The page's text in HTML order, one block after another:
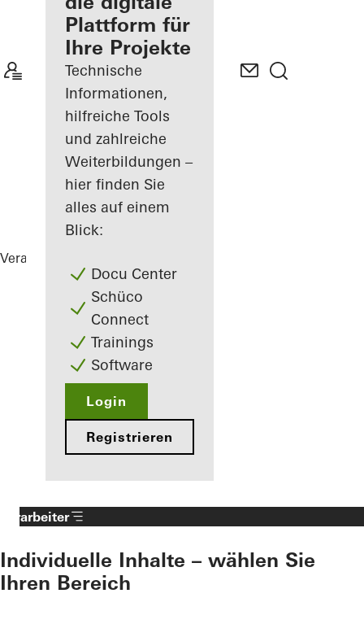
Mein
Arbeitsplatz
kennenlernen
Plattform für
Ihre Projekte
Technische
Informationen,
hilfreiche Tools
und zahlreiche
Weiterbildungen –
hier finden Sie
alles auf einem
Blick:
Docu Center
Schüco
Connect
Trainings
Software
Login
Registrieren
Verarbeiter
Verarbeiter
Individuelle Inhalte – wählen Sie
Ihren Bereich